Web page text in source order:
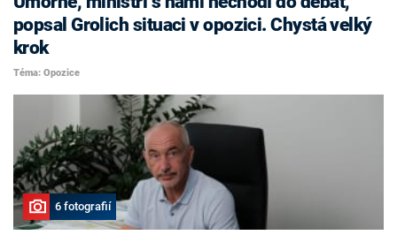
popsal Grolich situaci v opozici. Chystá velký
krok
Téma: Opozice
6 fotografií